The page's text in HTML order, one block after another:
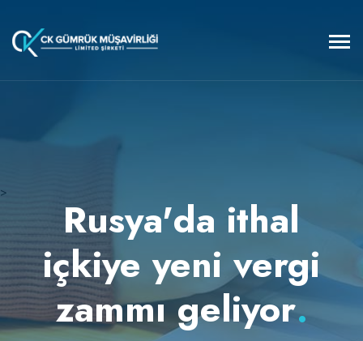
>
Rusya'da ithal
içkiye yeni vergi
zammı geliyor.